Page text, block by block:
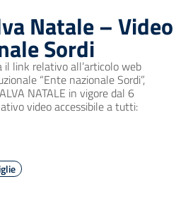
Natale – Video
Sordi
il link relativo all’articolo web
“Ente nazionale Sordi”,
NATALE in vigore dal 6
video accessibile a tutti: